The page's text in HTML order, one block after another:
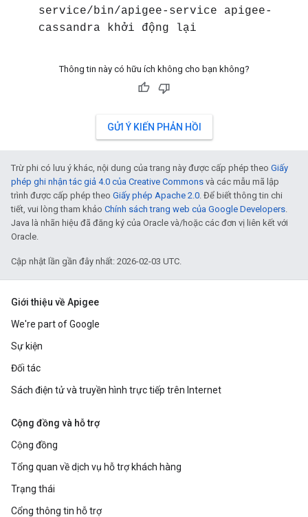
service/bin/apigee-service apigee-
cassandra khởi động lại
Thông tin này có hữu ích không cho bạn không?
GỬI Ý KIẾN PHẢN HỒI
Trừ phi có lưu ý khác, nội dung của trang này được cấp phép theo Giấy
phép ghi nhận tác giả 4.0 của Creative Commons và các mẫu mã lập
trình được cấp phép theo Giấy phép Apache 2.0. Để biết thông tin chi
tiết, vui lòng tham khảo Chính sách trang web của Google Developers.
Java là nhãn hiệu đã đăng ký của Oracle và/hoặc các đơn vị liên kết với
Oracle.
Cập nhật lần gần đây nhất: 2026-02-03 UTC.
Giới thiệu về Apigee
We're part of Google
Sự kiện
Đối tác
Sách điện tử và truyền hình trực tiếp trên Internet
Cộng đồng và hỗ trợ
Cộng đồng
Tổng quan về dịch vụ hỗ trợ khách hàng
Trạng thái
Cổng thông tin hỗ trợ